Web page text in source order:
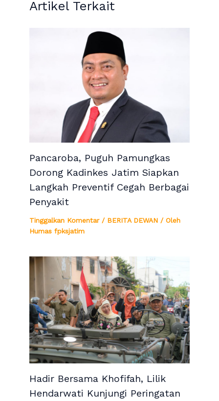
Artikel Terkait
Pancaroba, Puguh Pamungkas
Dorong Kadinkes Jatim Siapkan
Langkah Preventif Cegah Berbagai
Penyakit
Tinggalkan Komentar / BERITA DEWAN / Oleh
Humas fpksjatim
Hadir Bersama Khofifah, Lilik
Hendarwati Kunjungi Peringatan